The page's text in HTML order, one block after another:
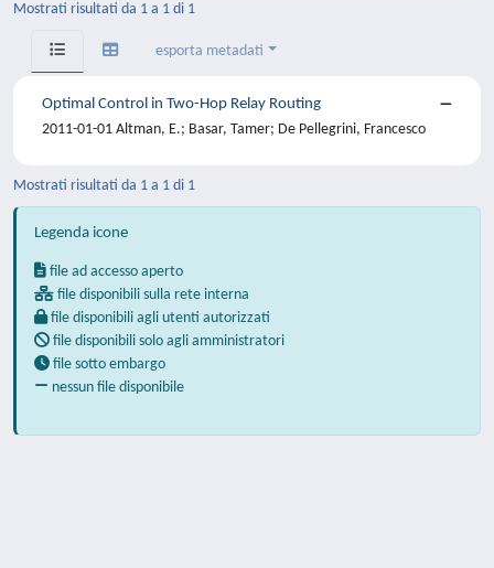
Mostrati risultati da 1 a 1 di 1
esporta metadati
Optimal Control in Two-Hop Relay Routing
2011-01-01 Altman, E.; Basar, Tamer; De Pellegrini, Francesco
Mostrati risultati da 1 a 1 di 1
Legenda icone
file ad accesso aperto
file disponibili sulla rete interna
file disponibili agli utenti autorizzati
file disponibili solo agli amministratori
file sotto embargo
nessun file disponibile